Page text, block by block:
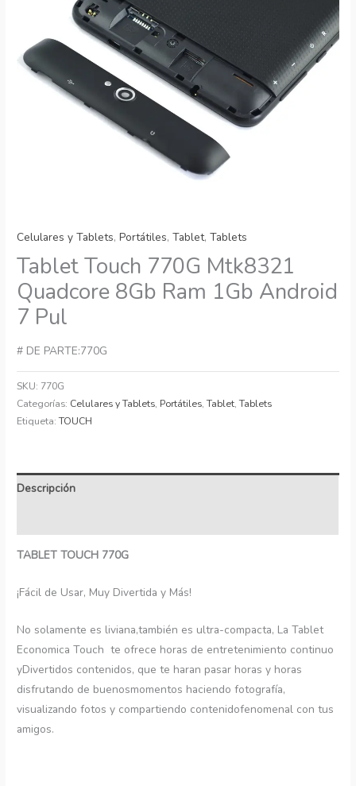
Celulares y Tablets,Portátiles,Tablet,Tablets
Tablet Touch 770G Mtk8321
Quadcore 8Gb Ram 1Gb Android
7 Pul
# DE PARTE:770G
SKU: 770G
Categorías: Celulares y Tablets, Portátiles,Tablet,Tablets
Etiqueta:TOUCH
Descripción
TABLET TOUCH 770G
¡Fácil de Usar, Muy Divertida y Más!
No solamente es liviana,también es ultra-compacta, La Tablet
Economica Touch te ofrece horas de entretenimiento continuo
yDivertidos contenidos, que te haran pasar horas y horas
disfrutando de buenosmomentos haciendo fotografía,
visualizando fotos y compartiendo contenidofenomenal con tus
amigos.